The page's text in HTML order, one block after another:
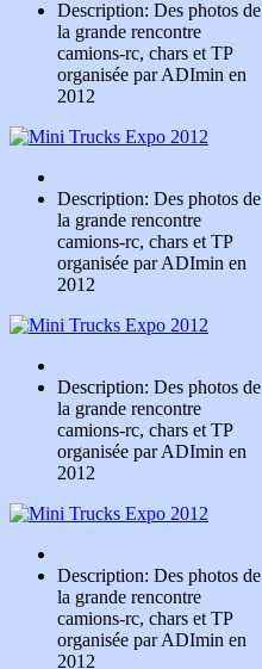
Description: Des photos de
la grande rencontre
camions-rc, chars et TP
organisée par ADImin en
2012
Description: Des photos de
la grande rencontre
camions-rc, chars et TP
organisée par ADImin en
2012
Description: Des photos de
la grande rencontre
camions-rc, chars et TP
organisée par ADImin en
2012
Description: Des photos de
la grande rencontre
camions-rc, chars et TP
organisée par ADImin en
2012